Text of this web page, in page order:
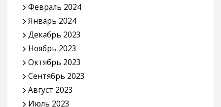
Февраль 2024
Январь 2024
Декабрь 2023
Ноябрь 2023
Октябрь 2023
Сентябрь 2023
Август 2023
Июль 2023